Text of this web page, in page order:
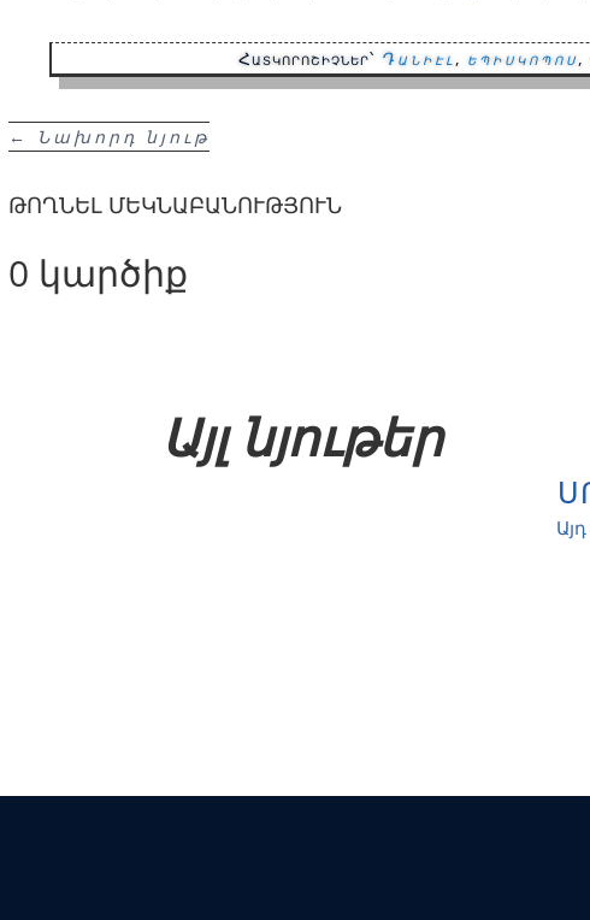
Հատկորոշիչներ՝ Դանիէլ, եպիսկոպոս,
← Նախորդ նյութ
ԹՈՂՆԵԼ ՄԵԿՆԱԲԱՆՈՒԹՅՈՒՆ
0 կարծիք
Այլ նյութեր